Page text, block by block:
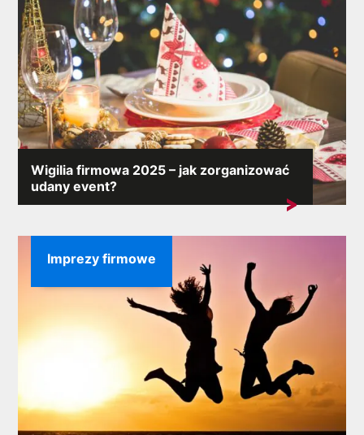
Wigilia firmowa 2025 – jak zorganizować
udany event?
Wigilia firmowa pozwala zintegrować zespół oraz
Imprezy firmowe